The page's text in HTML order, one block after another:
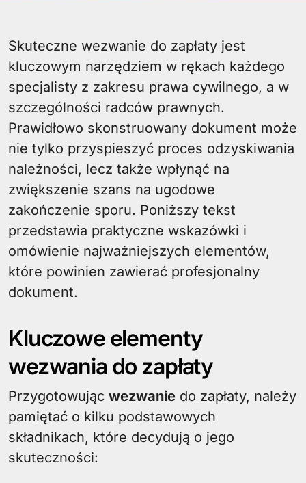
Skuteczne wezwanie do zapłaty jest
kluczowym narzędziem w rękach każdego
specjalisty z zakresu prawa cywilnego, a w
szczególności radców prawnych.
Prawidłowo skonstruowany dokument może
nie tylko przyspieszyć proces odzyskiwania
należności, lecz także wpłynąć na
zwiększenie szans na ugodowe
zakończenie sporu. Poniższy tekst
przedstawia praktyczne wskazówki i
omówienie najważniejszych elementów,
które powinien zawierać profesjonalny
dokument.
Kluczowe elementy
wezwania do zapłaty
Przygotowując wezwanie do zapłaty, należy
pamiętać o kilku podstawowych
składnikach, które decydują o jego
skuteczności: